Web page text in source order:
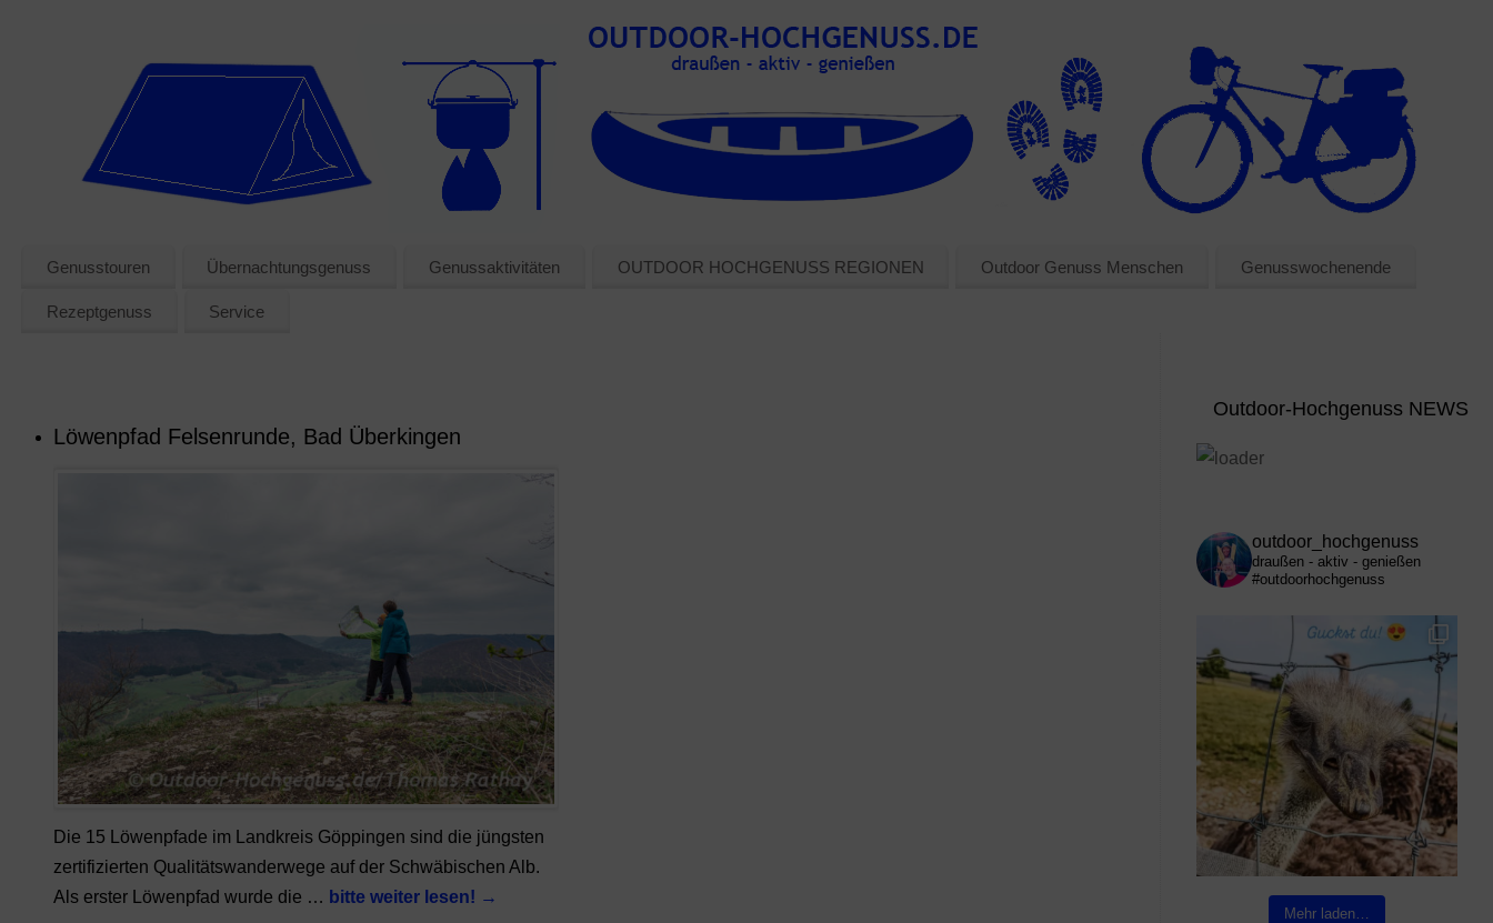
Genusstouren Übernachtungsgenuss Genussaktivitäten OUTDOOR HOCHGENUSS REGIONEN Outdoor Genuss Menschen Genusswochenende
Rezeptgenuss Service
Löwenpfad Felsenrunde, Bad Überkingen
Die 15 Löwenpfade im Landkreis Göppingen sind die jüngsten
zertifizierten Qualitätswanderwege auf der Schwäbischen Alb.
Als erster Löwenpfad wurde die … bitte weiter lesen! →
Outdoor-Hochgenuss NEWS
outdoor_hochgenuss
draußen - aktiv - genießen
#outdoorhochgenuss
Mehr laden…